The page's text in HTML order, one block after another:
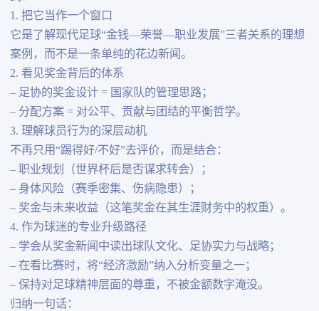
1. 把它当作一个窗口
它是了解现代足球“金钱—荣誉—职业发展”三者关系的理想
案例，而不是一条单纯的花边新闻。
2. 看见奖金背后的体系
– 足协的奖金设计 = 国家队的管理思路；
– 分配方案 = 对公平、贡献与团结的平衡哲学。
3. 理解球员行为的深层动机
不再只用“踢得好/不好”去评价，而是结合：
– 职业规划（世界杯后是否谋求转会）；
– 身体风险（赛季密集、伤病隐患）；
– 奖金与未来收益（这笔奖金在其生涯财务中的权重）。
4. 作为球迷的专业升级路径
– 学会从奖金新闻中读出球队文化、足协实力与战略；
– 在看比赛时，将“经济激励”纳入分析变量之一；
– 保持对足球精神层面的尊重，不被金额数字淹没。
归纳一句话：